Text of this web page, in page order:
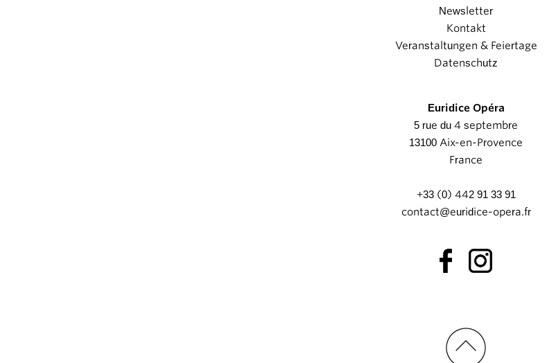
Newsletter
Kontakt
Veranstaltungen & Feiertage
Datenschutz
Euridice Opéra
5 rue du 4 septembre
13100 Aix-en-Provence
France
+33 (0) 442 91 33 91
contact@euridice-opera.fr